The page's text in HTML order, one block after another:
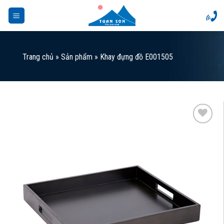
Skip
content
Trang chủ » Sản phẩm » Khay đựng đồ E001505